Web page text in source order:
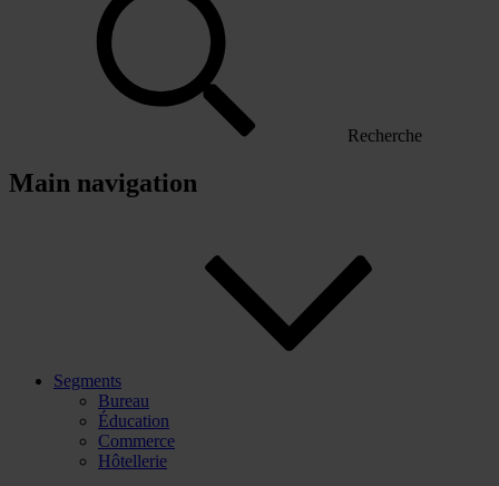
Recherche
Main navigation
Segments
Bureau
Éducation
Commerce
Hôtellerie